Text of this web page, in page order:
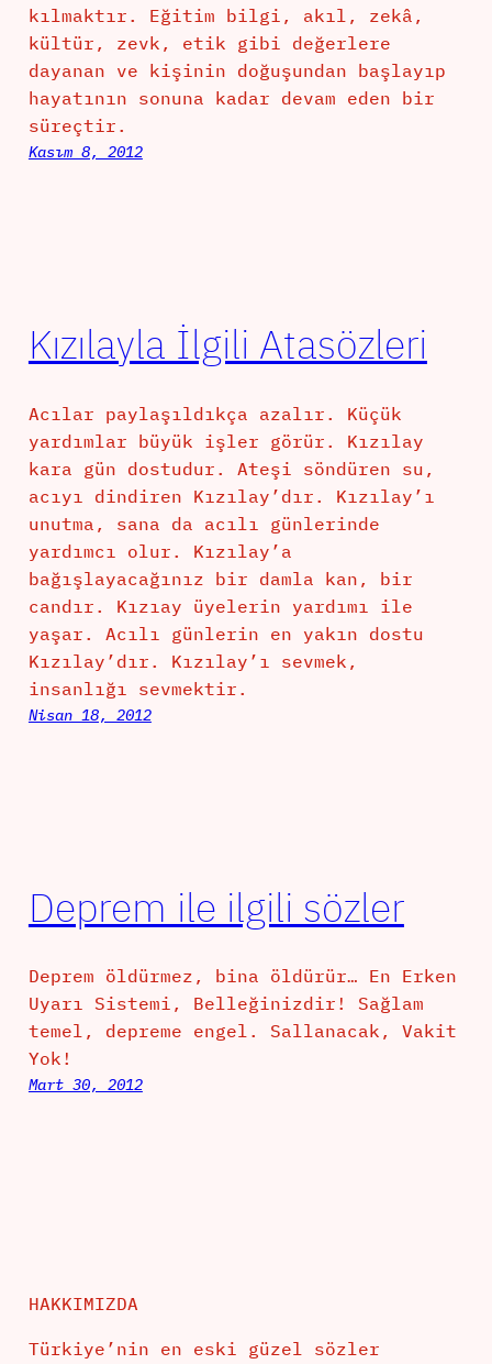
kılmaktır. Eğitim bilgi, akıl, zekâ,
kültür, zevk, etik gibi değerlere
dayanan ve kişinin doğuşundan başlayıp
hayatının sonuna kadar devam eden bir
süreçtir.
Kasım 8, 2012
Kızılayla İlgili Atasözleri
Acılar paylaşıldıkça azalır. Küçük
yardımlar büyük işler görür. Kızılay
kara gün dostudur. Ateşi söndüren su,
acıyı dindiren Kızılay’dır. Kızılay’ı
unutma, sana da acılı günlerinde
yardımcı olur. Kızılay’a
bağışlayacağınız bir damla kan, bir
candır. Kızıay üyelerin yardımı ile
yaşar. Acılı günlerin en yakın dostu
Kızılay’dır. Kızılay’ı sevmek,
insanlığı sevmektir.
Nisan 18, 2012
Deprem ile ilgili sözler
Deprem öldürmez, bina öldürür… En Erken
Uyarı Sistemi, Belleğinizdir! Sağlam
temel, depreme engel. Sallanacak, Vakit
Yok!
Mart 30, 2012
HAKKIMIZDA
Türkiye’nin en eski güzel sözler